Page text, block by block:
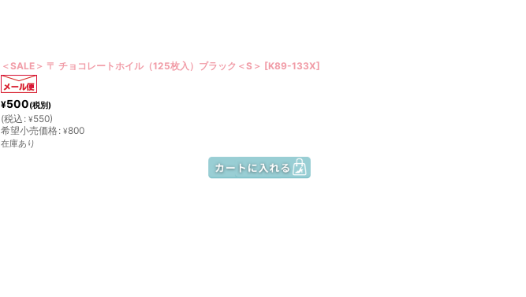
＜SALE＞ 〒 チョコレートホイル（125枚入）ブラック＜S＞ [K89-133X]
¥500(税別)
(税込 : ¥550)
希望小売価格: ¥800
在庫あり